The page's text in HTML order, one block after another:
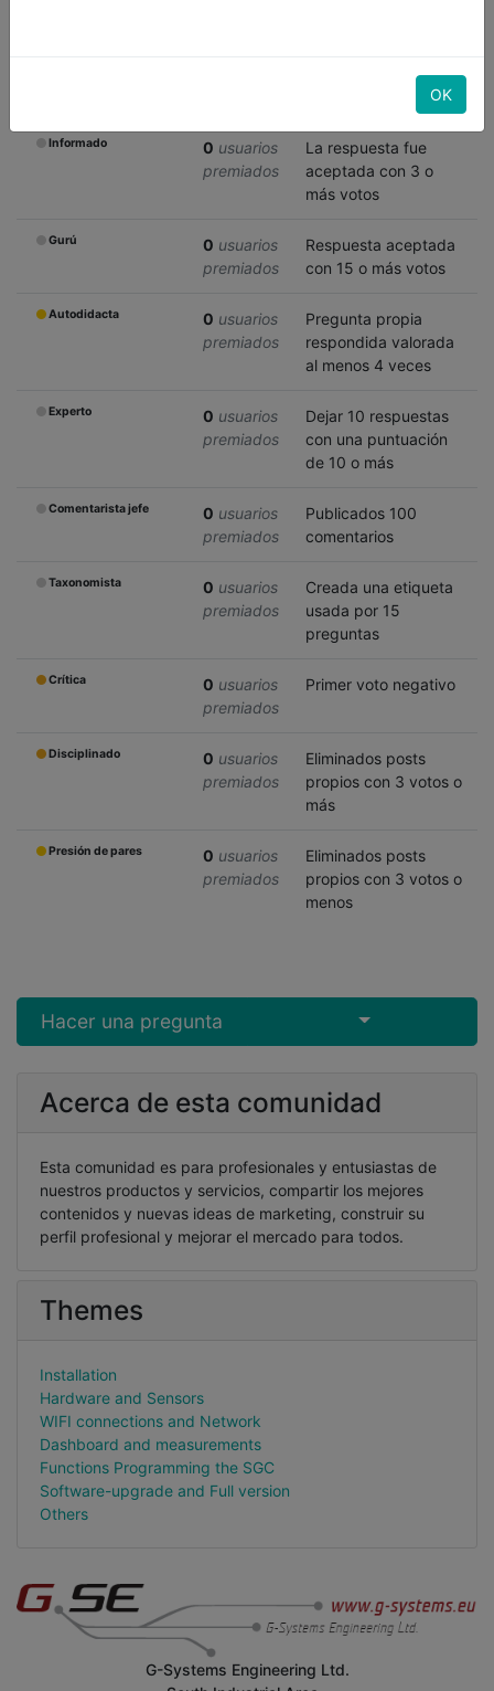
Respuesta valorada
Informado 0 usuarios
premiados
La respuesta fue
aceptada con 3 o
más votos
Gurú 0 usuarios
premiados
Respuesta aceptada
con 15 o más votos
Autodidacta 0 usuarios
premiados
Pregunta propia
respondida valorada
al menos 4 veces
Experto 0 usuarios
premiados
Dejar 10 respuestas
con una puntuación
de 10 o más
Comentarista jefe 0 usuarios
premiados
Publicados 100
comentarios
Taxonomista 0 usuarios
premiados
Creada una etiqueta
usada por 15
preguntas
Crítica 0 usuarios
premiados
Primer voto negativo
Disciplinado 0 usuarios
premiados
Eliminados posts
propios con 3 votos o
más
Presión de pares 0 usuarios
premiados
Eliminados posts
propios con 3 votos o
menos
Hacer una pregunta Select Post
Acerca de esta comunidad
Esta comunidad es para profesionales y entusiastas de
nuestros productos y servicios, compartir los mejores
contenidos y nuevas ideas de marketing, construir su
perfil profesional y mejorar el mercado para todos.
Themes
Installation
Hardware and Sensors
WIFI connections and Network
Dashboard and measurements
Functions Programming the SGC
Software-upgrade and Full version
Others
G-Systems Engineering Ltd.
OK